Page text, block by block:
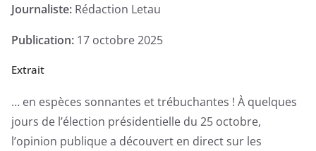
Journaliste: Rédaction Letau
Publication: 17 octobre 2025
Extrait
… en espèces sonnantes et trébuchantes ! À quelques
jours de l’élection présidentielle du 25 octobre,
l’opinion publique a découvert en direct sur les